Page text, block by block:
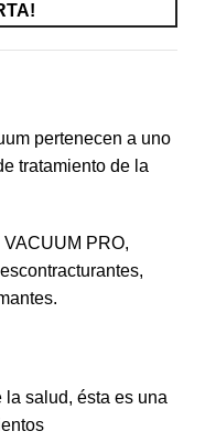
pertenecen a uno
tratamiento de la
PRO,
salud, ésta es una